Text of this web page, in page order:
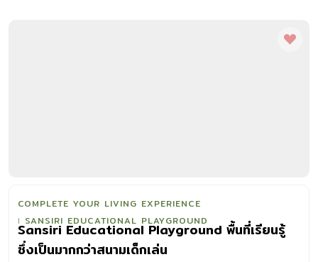
COMPLETE YOUR LIVING EXPERIENCE
SANSIRI EDUCATIONAL PLAYGROUND
Sansiri Educational Playground พื้นที่เรียนรู้
ซึ่งเป็นมากกว่าสนามเด็กเล่น